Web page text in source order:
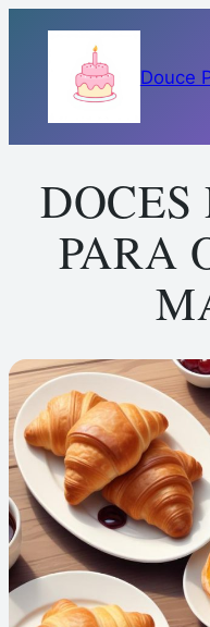
conteúdo
Douce
DOCES
PARA